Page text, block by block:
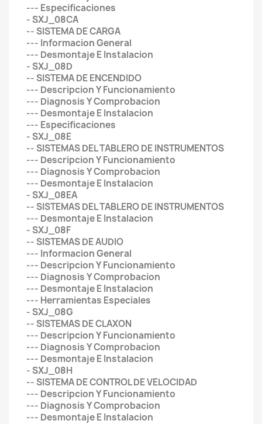
--- Especificaciones
- SXJ_08CA
-- SISTEMA DE CARGA
--- Informacion General
--- Desmontaje E Instalacion
- SXJ_08D
-- SISTEMA DE ENCENDIDO
--- Descripcion Y Funcionamiento
--- Diagnosis Y Comprobacion
--- Desmontaje E Instalacion
--- Especificaciones
- SXJ_08E
-- SISTEMAS DEL TABLERO DE INSTRUMENTOS
--- Descripcion Y Funcionamiento
--- Diagnosis Y Comprobacion
--- Desmontaje E Instalacion
- SXJ_08EA
-- SISTEMAS DEL TABLERO DE INSTRUMENTOS
--- Desmontaje E Instalacion
- SXJ_08F
-- SISTEMAS DE AUDIO
--- Informacion General
--- Descripcion Y Funcionamiento
--- Diagnosis Y Comprobacion
--- Desmontaje E Instalacion
--- Herramientas Especiales
- SXJ_08G
-- SISTEMAS DE CLAXON
--- Descripcion Y Funcionamiento
--- Diagnosis Y Comprobacion
--- Desmontaje E Instalacion
- SXJ_08H
-- SISTEMA DE CONTROL DE VELOCIDAD
--- Descripcion Y Funcionamiento
--- Diagnosis Y Comprobacion
--- Desmontaje E Instalacion